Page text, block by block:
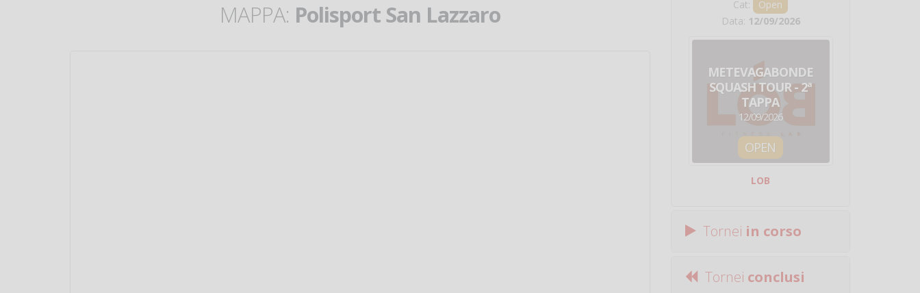
MAPPA: Polisport San Lazzaro Cat:
Open
Data: 12/09/2026
METEVAGABONDE
SQUASH TOUR - 2ª
TAPPA
12/09/2026
OPEN
LOB
Tornei in corso
Tornei conclusi